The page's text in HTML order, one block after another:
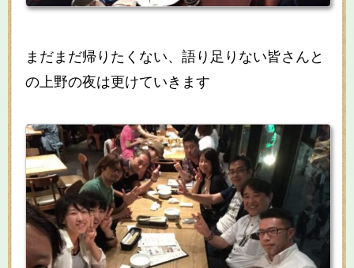
まだまだ帰りたくない、語り足りない皆さんと
の上野の夜は更けていきます